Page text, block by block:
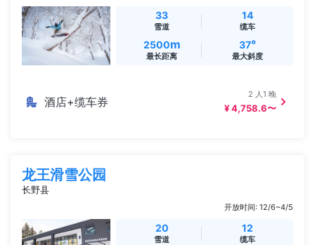
33
雪道
14
缆车
2500m
最长距离
37°
最大斜度
酒店+缆车券
2 人1 晚
¥ 4,758.6〜
龙王滑雪公园
长野县
开放时间: 12/6~4/5
20
雪道
12
缆车